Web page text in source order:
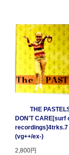
THE
DON'T CARE[surf
recordings]4trks.7
(vg++/ex-)
2,800円